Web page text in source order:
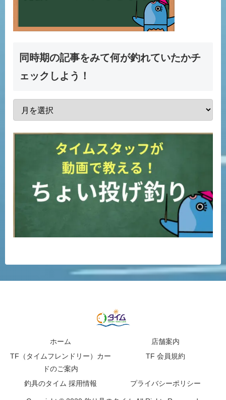
同時期の記事をみて何が釣れていたかチ
ェックしよう！
ホーム
店舗案内
TF（タイムフレンドリー）カー
ドのご案内
TF 会員規約
釣具のタイム 採用情報 プライバシーポリシー